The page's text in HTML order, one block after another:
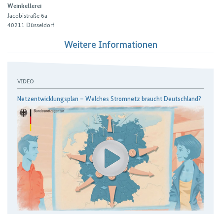
Weinkellerei
Jacobistraße 6a
40211 Düsseldorf
Weitere Informationen
VIDEO
Netzentwicklungsplan – Welches Stromnetz braucht Deutschland?